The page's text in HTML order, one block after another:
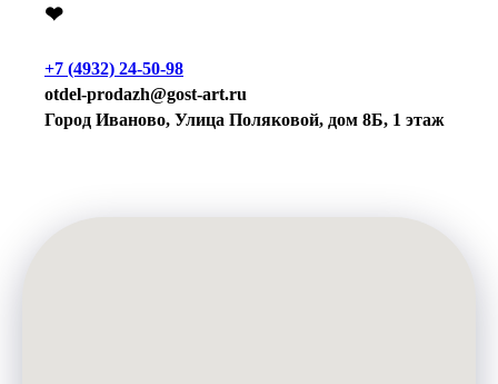
❤
+7 (4932) 24-50-98
otdel-prodazh@gost-art.ru
Город Иваново, Улица Поляковой, дом 8Б, 1 этаж